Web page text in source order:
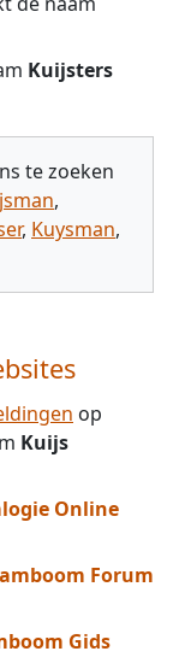
Kuijsters
te zoeken
,
, Kuysman,
op
Kuijs
Online
Forum
Gids